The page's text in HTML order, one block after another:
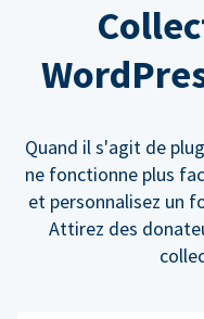
Quand il s'agit de
ne fonctionne plus
et personnalisez un
Attirez des